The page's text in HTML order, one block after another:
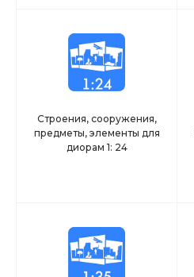
Строения, сооружения,
предметы, элементы для
диорам 1: 24